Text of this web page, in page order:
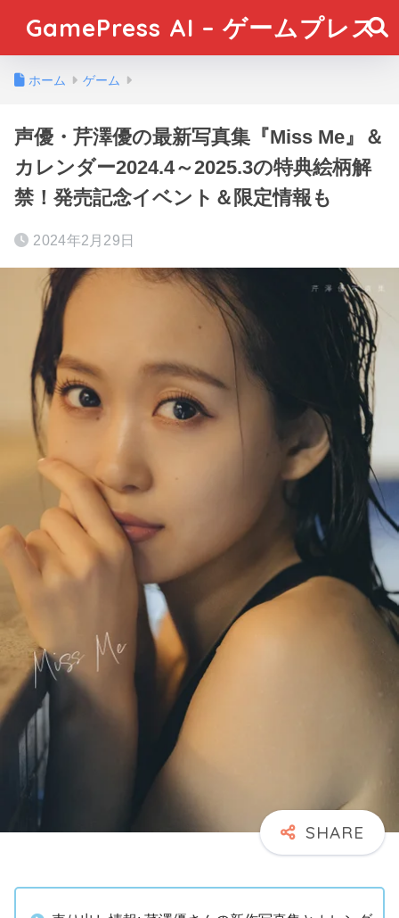
GamePress AI – ゲームプレス
ホーム ゲーム
声優・芹澤優の最新写真集『Miss Me』＆
カレンダー2024.4～2025.3の特典絵柄解
禁！発売記念イベント＆限定情報も
2024年2月29日